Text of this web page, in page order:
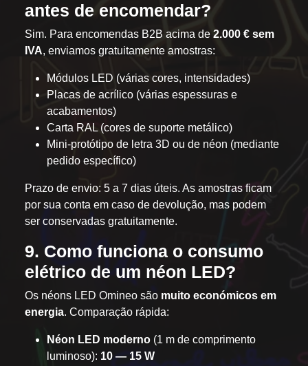
antes de encomendar?
Sim. Para encomendas B2B acima de 2.000 € sem
IVA, enviamos gratuitamente amostras:
Módulos LED (várias cores, intensidades)
Placas de acrílico (várias espessuras e
acabamentos)
Carta RAL (cores de suporte metálico)
Mini-protótipo de letra 3D ou de néon (mediante
pedido específico)
Prazo de envio: 5 a 7 dias úteis. As amostras ficam
por sua conta em caso de devolução, mas podem
ser conservadas gratuitamente.
9. Como funciona o consumo
elétrico de um néon LED?
Os néons LED Omineo são muito económicos em
energia. Comparação rápida:
Néon LED moderno (1 m de comprimento
luminoso): 10 — 15 W